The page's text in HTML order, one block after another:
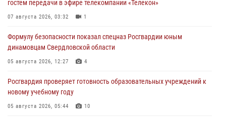
гостем передачи в эфире телекомпании «Телекон»
07 августа 2026, 03:32 1
Формулу безопасности показал спецназ Росгвардии юным
динамовцам Свердловской области
05 августа 2026, 12:27 4
Росгвардия проверяет готовность образовательных учреждений к
новому учебному году
05 августа 2026, 05:44 10